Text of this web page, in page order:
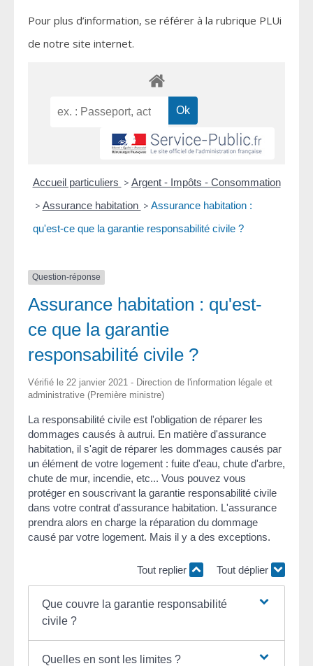
Pour plus d’information, se référer à la rubrique PLUi
de notre site internet.
Accueil particuliers > Argent - Impôts - Consommation
> Assurance habitation > Assurance habitation :
qu'est-ce que la garantie responsabilité civile ?
Question-réponse
Assurance habitation : qu'est-
ce que la garantie
responsabilité civile ?
Vérifié le 22 janvier 2021 - Direction de l'information légale et
administrative (Première ministre)
La responsabilité civile est l'obligation de réparer les
dommages causés à autrui. En matière d'assurance
habitation, il s'agit de réparer les dommages causés par
un élément de votre logement : fuite d'eau, chute d'arbre,
chute de mur, incendie, etc... Vous pouvez vous
protéger en souscrivant la garantie responsabilité civile
dans votre contrat d'assurance habitation. L'assurance
prendra alors en charge la réparation du dommage
causé par votre logement. Mais il y a des exceptions.
Tout replier Tout déplier
Que couvre la garantie responsabilité
civile ?
Quelles en sont les limites ?